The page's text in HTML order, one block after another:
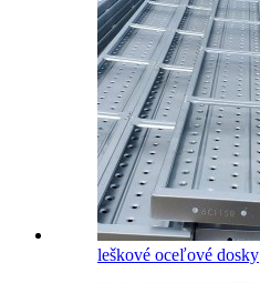
leškové oceľové dosky